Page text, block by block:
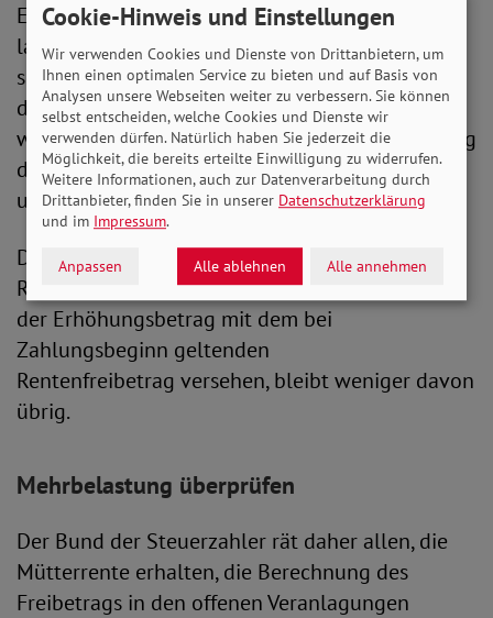
Es gilt nun: Erhöhen sich bei einer bereits
laufenden gesetzlichen Altersrente durch die
sogenannte Mütterrente die Bezüge, muss auch
den Rentenfreibetrag entsprechend angehoben
werden. Konkret muss von dem Erhöhungsbetrag
derselbe Anteil steuerfrei bleiben, wie von der
ursprünglichen Rente zu Rentenbeginn.
Der Hintergrund: Der steuerfreie Anteil einer
Rente sinkt von Jahr zu Jahr. Wird
der Erhöhungsbetrag mit dem bei
Zahlungsbeginn geltenden
Rentenfreibetrag versehen, bleibt weniger davon
übrig.
Mehrbelastung überprüfen
Der Bund der Steuerzahler rät daher allen, die
Mütterrente erhalten, die Berechnung des
Freibetrags in den offenen Veranlagungen
Cookie-Hinweis und Einstellungen
Wir verwenden Cookies und Dienste von Drittanbietern, um
Ihnen einen optimalen Service zu bieten und auf Basis von
Analysen unsere Webseiten weiter zu verbessern. Sie können
selbst entscheiden, welche Cookies und Dienste wir
verwenden dürfen. Natürlich haben Sie jederzeit die
Möglichkeit, die bereits erteilte Einwilligung zu widerrufen.
Weitere Informationen, auch zur Datenverarbeitung durch
Drittanbieter, finden Sie in unserer Datenschutzerklärung
und im Impressum.
Anpassen Alle ablehnen Alle annehmen